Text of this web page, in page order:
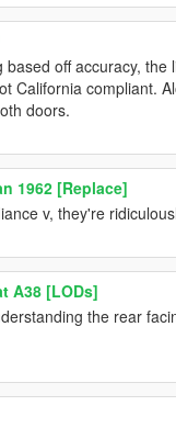
off accuracy, the
California compliant.
doors.
1962 [Replace]
v, they're
A38 [LODs]
the rear